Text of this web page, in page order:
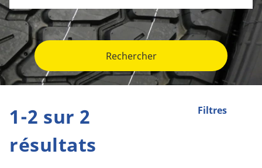
Rechercher
Filtres
1-2 sur 2
résultats